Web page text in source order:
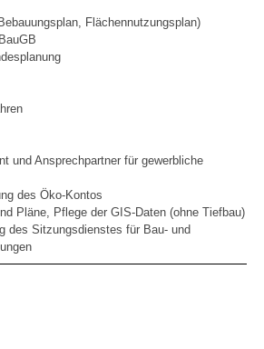
Flächennutzungsplan)
und Ansprechpartner für gewerbliche
des Öko-Kontos
Pläne, Pflege der GIS-Daten (ohne Tiefbau)
des Sitzungsdienstes für Bau- und